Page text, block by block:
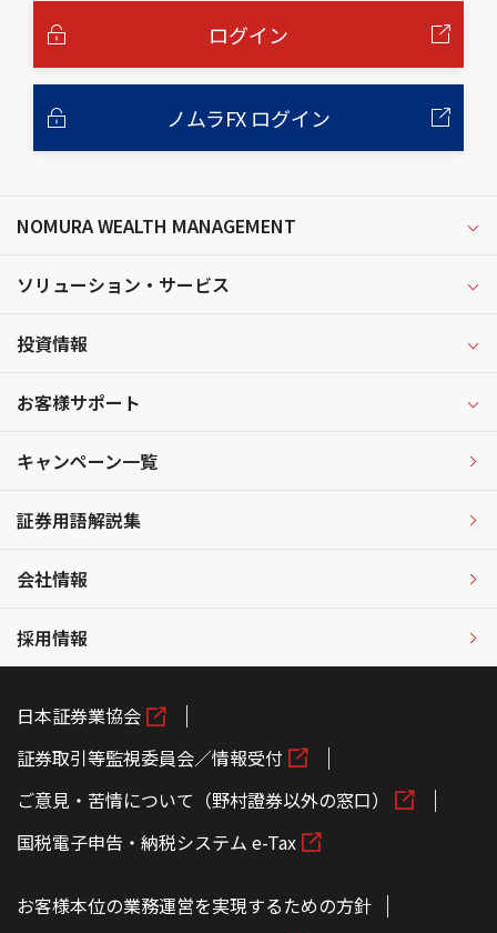
ログイン
ノムラFX ログイン
NOMURA WEALTH MANAGEMENT
ソリューション・サービス
投資情報
お客様サポート
キャンペーン一覧
証券用語解説集
会社情報
採用情報
日本証券業協会
証券取引等監視委員会／情報受付
ご意見・苦情について（野村證券以外の窓口）
国税電子申告・納税システム e-Tax
お客様本位の業務運営を実現するための方針